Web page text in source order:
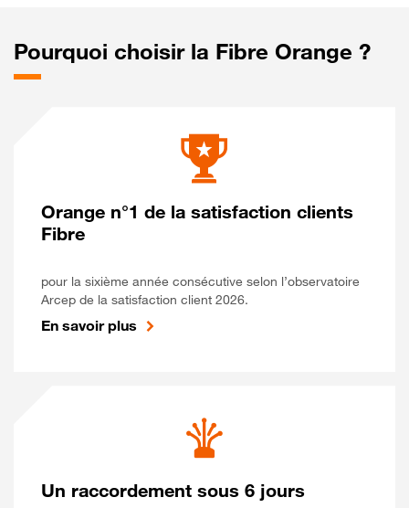
Pourquoi choisir la Fibre Orange ?
Orange n°1 de la satisfaction clients
Fibre
pour la sixième année consécutive selon l’observatoire
Arcep de la satisfaction client 2026.
En savoir plus
Un raccordement sous 6 jours